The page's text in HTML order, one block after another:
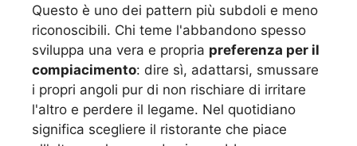
Questo è uno dei pattern più subdoli e meno
riconoscibili. Chi teme l'abbandono spesso
sviluppa una vera e propria preferenza per il
compiacimento: dire sì, adattarsi, smussare
i propri angoli pur di non rischiare di irritare
l'altro e perdere il legame. Nel quotidiano
significa scegliere il ristorante che piace